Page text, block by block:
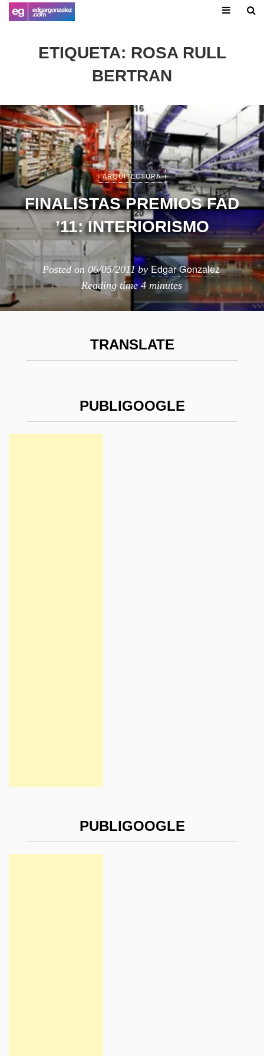
ETIQUETA: ROSA RULL
BERTRAN
ARQUITECTURA
FINALISTAS PREMIOS FAD
’11: INTERIORISMO
Posted on 06/05/2011 by Edgar Gonzalez
Reading time4 minutes
TRANSLATE
PUBLIGOOGLE
PUBLIGOOGLE